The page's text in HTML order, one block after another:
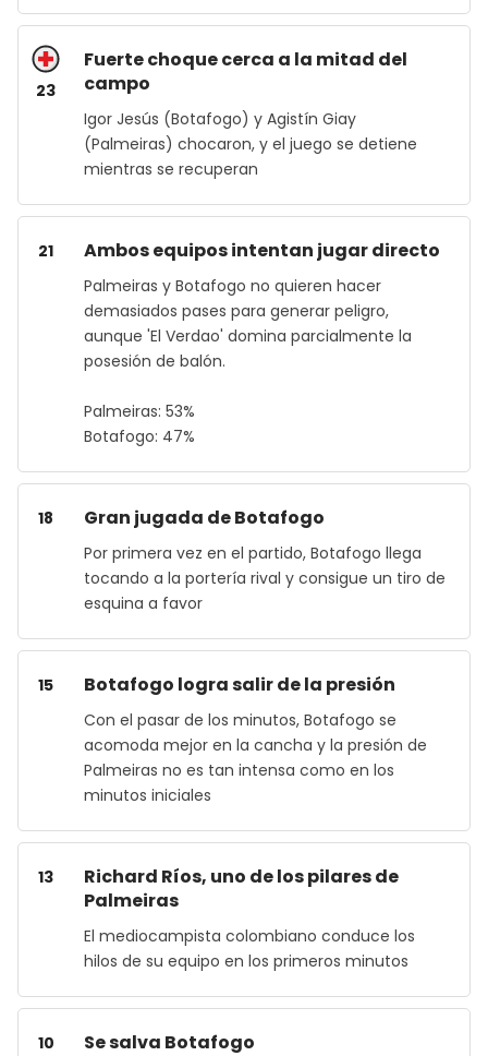
23
Fuerte choque cerca a la mitad del
campo
Igor Jesús (Botafogo) y Agistín Giay
(Palmeiras) chocaron, y el juego se detiene
mientras se recuperan
21 Ambos equipos intentan jugar directo
Palmeiras y Botafogo no quieren hacer
demasiados pases para generar peligro,
aunque 'El Verdao' domina parcialmente la
posesión de balón.
Palmeiras: 53%
Botafogo: 47%
18 Gran jugada de Botafogo
Por primera vez en el partido, Botafogo llega
tocando a la portería rival y consigue un tiro de
esquina a favor
15 Botafogo logra salir de la presión
Con el pasar de los minutos, Botafogo se
acomoda mejor en la cancha y la presión de
Palmeiras no es tan intensa como en los
minutos iniciales
13
Richard Ríos, uno de los pilares de
Palmeiras
El mediocampista colombiano conduce los
hilos de su equipo en los primeros minutos
10 Se salva Botafogo